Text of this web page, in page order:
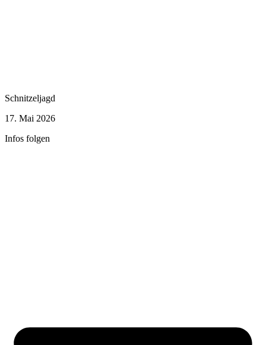
Schnitzeljagd
17. Mai 2026
Infos folgen